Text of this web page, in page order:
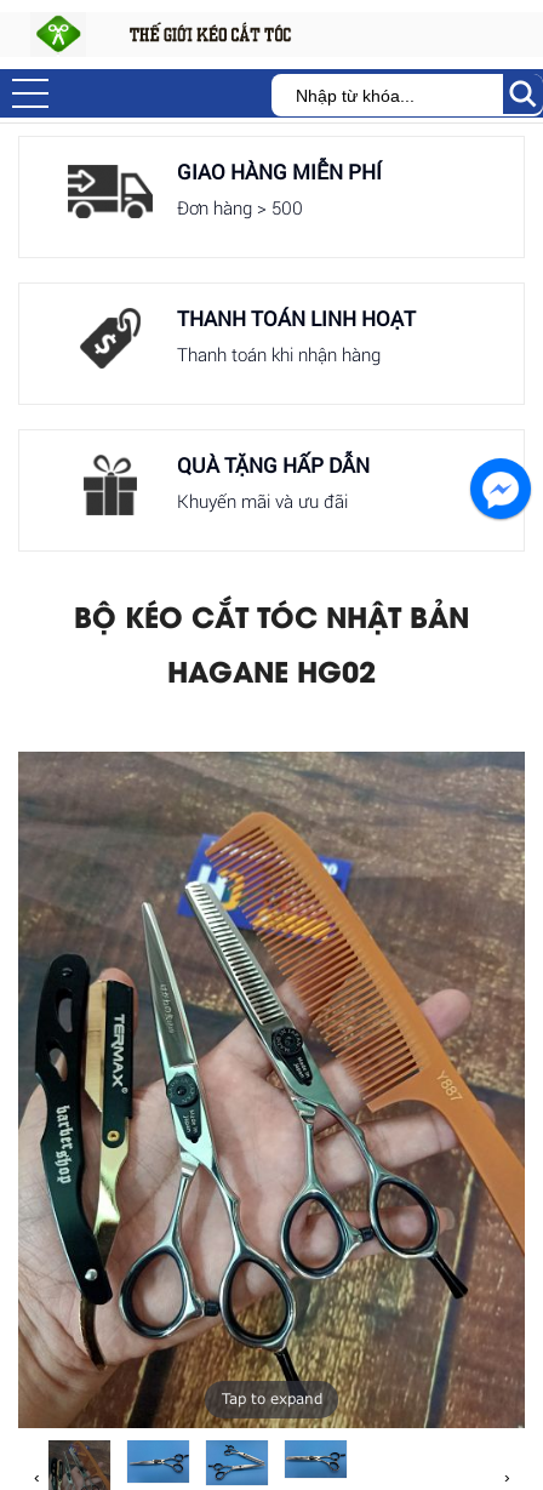
GIAO HÀNG MIỄN PHÍ
Đơn hàng > 500
THANH TOÁN LINH HOẠT
Thanh toán khi nhận hàng
QUÀ TẶNG HẤP DẪN
Khuyến mãi và ưu đãi
BỘ KÉO CẮT TÓC NHẬT BẢN
HAGANE HG02
Tap to expand
‹ ›